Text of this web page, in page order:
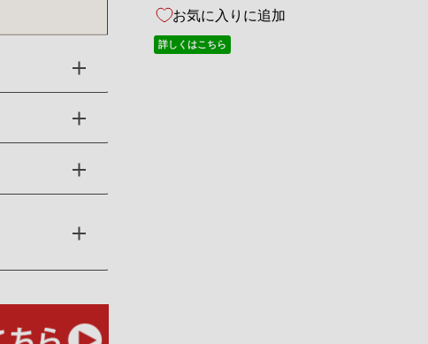
お気に入りに追加
詳しくはこちら